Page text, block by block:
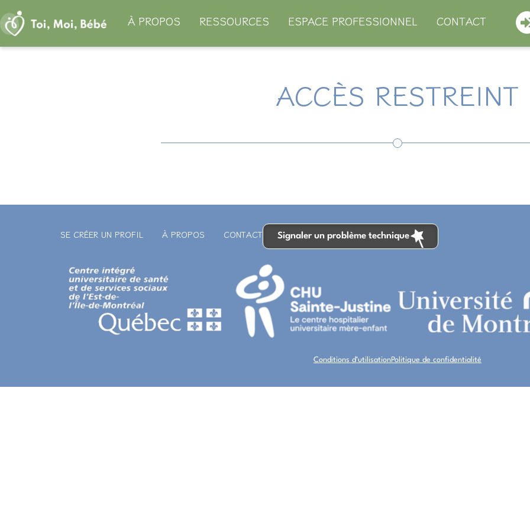
Aller
au
contenu
À PROPOS RESSOURCES ESPACE PROFESSIONNEL CONTACT
ACCÈS RESTREINT
SE CRÉER UN PROFIL À PROPOS CONTACT Signaler un problème technique
Conditions d’utilisationPolitique de confidentialité